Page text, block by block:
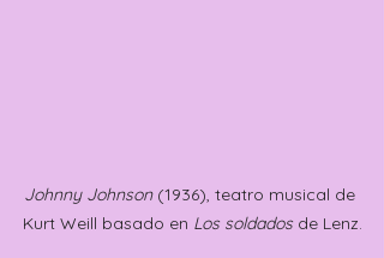
Johnny Johnson (1936), teatro musical de
Kurt Weill basado en Los soldados de Lenz.